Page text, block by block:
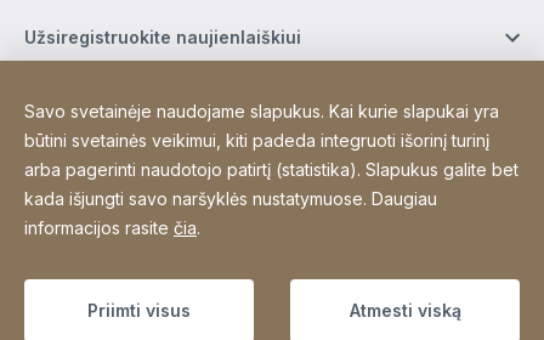
Užsiregistruokite naujienlaiškiui
Socialinė žiniasklaida
Site Web
[Website information]
Padėkos Sitemap
Copyright © 2026
Savo svetainėje naudojame slapukus. Kai kurie slapukai yra
būtini svetainės veikimui, kiti padeda integruoti išorinį turinį
arba pagerinti naudotojo patirtį (statistika). Slapukus galite bet
kada išjungti savo naršyklės nustatymuose. Daugiau
informacijos rasite čia.
Priimti visus Atmesti viską